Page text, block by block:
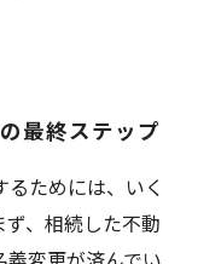
最終ステップ
ためには、いく
、相続した不動